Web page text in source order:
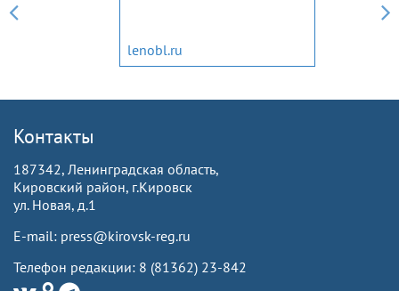
lenobl.ru
Контакты
187342, Ленинградская область,
Кировский район, г.Кировск
ул. Новая, д.1
E-mail: press@kirovsk-reg.ru
Телефон редакции: 8 (81362) 23-842